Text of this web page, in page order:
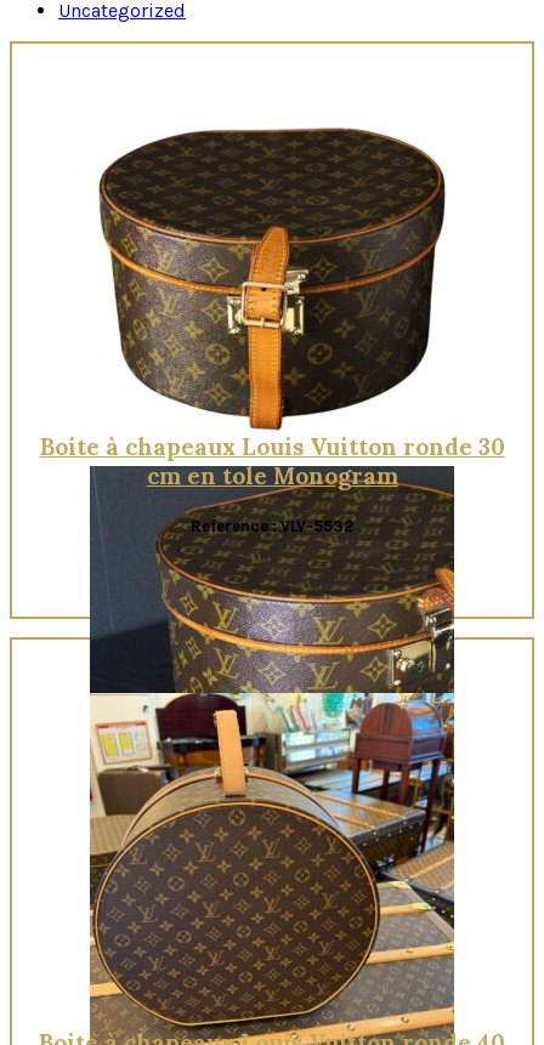
Uncategorized
Quick View
Boite à chapeaux Louis Vuitton ronde 30
cm en tole Monogram
Reference : VLV-5532